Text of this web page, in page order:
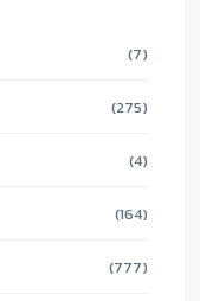
(7)
(275)
(4)
(164)
(777)